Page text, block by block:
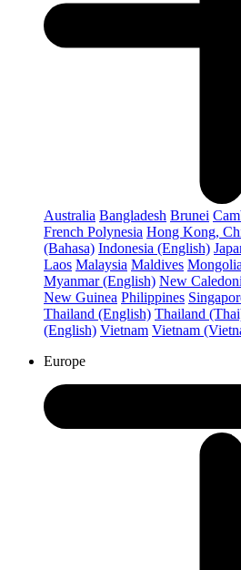
Australia Bangladesh Brunei
French Polynesia Hong Kong,
(Bahasa) Indonesia (English)
Laos Malaysia Maldives Mongolia
Myanmar (English) New
New Guinea Philippines
Thailand (English) Thailand
(English) Vietnam Vietnam
Europe